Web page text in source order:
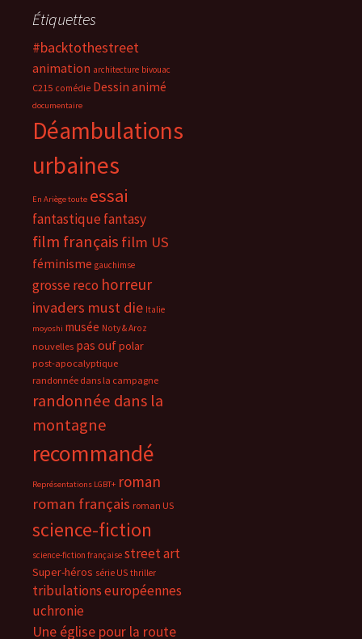
Étiquettes
#backtothestreet
animation architecture bivouac
C215 comédie Dessin animé
documentaire
Déambulations
urbaines
En Ariège toute essai
fantastiquefantasy
film français film US
féminisme gauchimse
grosse reco horreur
invaders must die Italie
moyoshi musée Noty & Aroz
nouvelles pas oufpolar
post-apocalyptique
randonnée dans la campagne
randonnée dans la
montagne
recommandé
Représentations LGBT+ roman
roman français roman US
science-fiction
science-fiction française street art
Super-héros série US thriller
tribulations européennes
uchronie
Une église pour la route